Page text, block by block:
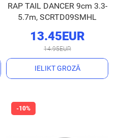
RAP TAIL DANCER 9cm 3.3-
5.7m, SCRTD09SMHL
13.45EUR
14.95EUR
IELIKT GROZĀ